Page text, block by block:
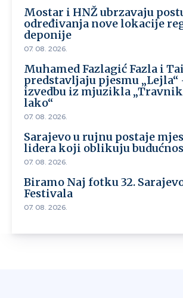
Mostar i HNŽ ubrzavaju
određivanja nove lokacije
deponije
07. 08. 2026.
Muhamed Fazlagić Fazla i
predstavljaju pjesmu
izvedbu iz mjuzikla
lako“
07. 08. 2026.
Sarajevo u rujnu postaje
lidera koji oblikuju
07. 08. 2026.
Biramo Naj fotku 32.
Festivala
07. 08. 2026.